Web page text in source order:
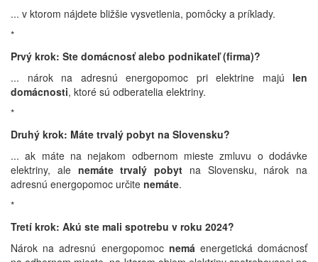
... v ktorom nájdete bližšie vysvetlenia, pomôcky a príklady.
*
Prvý krok: Ste domácnosť alebo podnikateľ (firma)?
... nárok na adresnú energopomoc pri elektrine majú len
domácnosti, ktoré sú odberatelia elektriny.
*
Druhý krok: Máte trvalý pobyt na Slovensku?
... ak máte na nejakom odbernom mieste zmluvu o dodávke
elektriny, ale nemáte trvalý pobyt na Slovensku, nárok na
adresnú energopomoc určite nemáte.
*
Tretí krok: Akú ste mali spotrebu v roku 2024?
Nárok na adresnú energopomoc nemáenergetická domácnosť